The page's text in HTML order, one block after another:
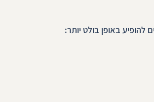
באופן בולט יותר: